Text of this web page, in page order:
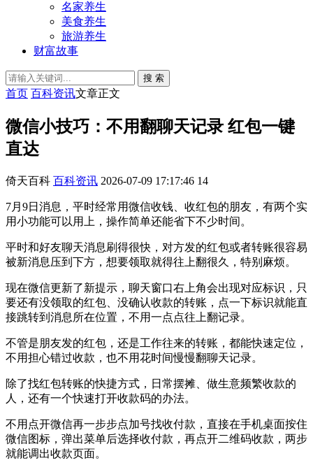
名家养生
美食养生
旅游养生
财富故事
搜 索
首页 百科资讯文章正文
微信小技巧：不用翻聊天记录 红包一键
直达
倚天百科 百科资讯 2026-07-09 17:17:46 14
7月9日消息，平时经常用微信收钱、收红包的朋友，有两个实
用小功能可以用上，操作简单还能省下不少时间。
平时和好友聊天消息刷得很快，对方发的红包或者转账很容易
被新消息压到下方，想要领取就得往上翻很久，特别麻烦。
现在微信更新了新提示，聊天窗口右上角会出现对应标识，只
要还有没领取的红包、没确认收款的转账，点一下标识就能直
接跳转到消息所在位置，不用一点点往上翻记录。
不管是朋友发的红包，还是工作往来的转账，都能快速定位，
不用担心错过收款，也不用花时间慢慢翻聊天记录。
除了找红包转账的快捷方式，日常摆摊、做生意频繁收款的
人，还有一个快速打开收款码的办法。
不用点开微信再一步步点加号找收付款，直接在手机桌面按住
微信图标，弹出菜单后选择收付款，再点开二维码收款，两步
就能调出收款页面。